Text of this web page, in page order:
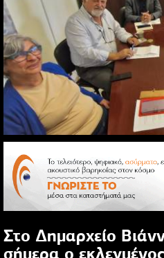
Στο Δημαρχείο